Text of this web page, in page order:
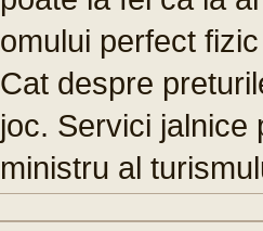
omului perfect
Cat despre
joc. Servici jalnice
ministru al